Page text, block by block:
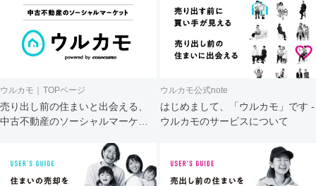
ウルカモ｜TOPページ
売り出し前の住まいと出会える、
中古不動産のソーシャルマーケッ
ウルカモ公式note
はじめまして、「ウルカモ」です -
ウルカモのサービスについて